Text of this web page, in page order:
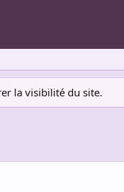
la visibilité du site.